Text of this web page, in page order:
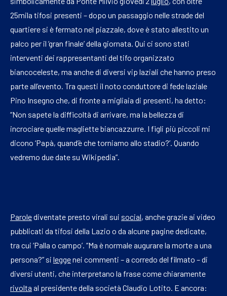
25mila tifosi presenti – dopo un passaggio nelle strade del
quartiere si è fermato nel piazzale, dove è stato allestito un
palco per il ‘gran finale’ della giornata. Qui ci sono stati
interventi dei rappresentanti del tifo organizzato
biancoceleste, ma anche di diversi vip laziali che hanno preso
parte all’evento. Tra questi il noto conduttore di fede laziale
Pino Insegno che, di fronte a migliaia di presenti, ha detto:
“Non sapete la difficoltà di arrivare, ma la bellezza di
incrociare quelle magliette biancazzurre. I figli più piccoli mi
dicono ‘Papà, quand’è che torniamo allo stadio?’. Quando
vedremo due date su Wikipedia”.
Parolediventate presto virali sui social, anche grazie ai video
pubblicati da tifosi della Lazio o da alcune pagine dedicate,
tra cui ‘Palla o campo’. “Ma è normale augurare la morte a una
persona?” si leggenei commenti – a corredo del filmato – di
diversi utenti, che interpretano la frase come chiaramente
rivolta al presidente della società Claudio Lotito. E ancora: